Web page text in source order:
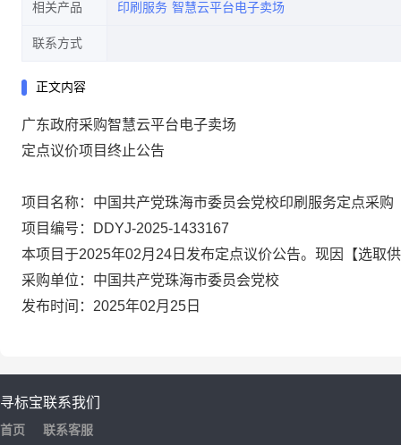
相关产品 印刷服务 智慧云平台电子卖场
联系方式
正文内容
广东政府采购智慧云平台电子卖场
定点议价项目终止公告
项目名称：中国共产党珠海市委员会党校印刷服务定点采购
项目编号：DDYJ-2025-1433167
本项目于2025年02月24日发布定点议价公告。现因【选取
采购单位：中国共产党珠海市委员会党校
发布时间：2025年02月25日
寻标宝
首页
联系我们
联系客服